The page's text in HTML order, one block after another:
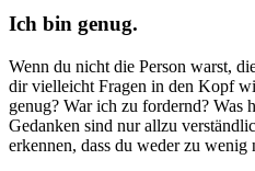
Ich bin genug.
Wenn du nicht die Person warst,
dir vielleicht Fragen in den Kopf
genug? War ich zu fordernd? Was
Gedanken sind nur allzu
erkennen, dass du weder zu wenig